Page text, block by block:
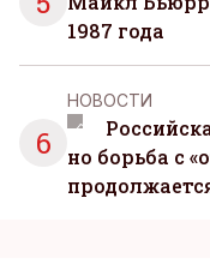
1987 года
6
НОВОСТИ
но борьба с